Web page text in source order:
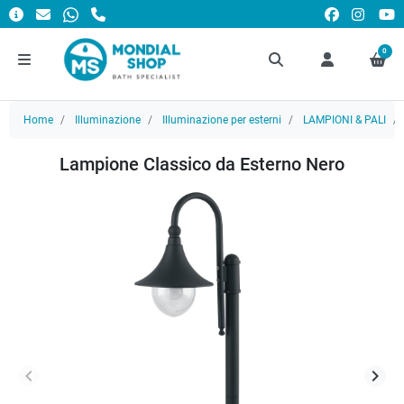
0
Home Illuminazione Illuminazione per esterni LAMPIONI & PALI
Lampione Classico da Esterno Nero
Precedente
keyboard_arrow_left keyboard_arrow_right